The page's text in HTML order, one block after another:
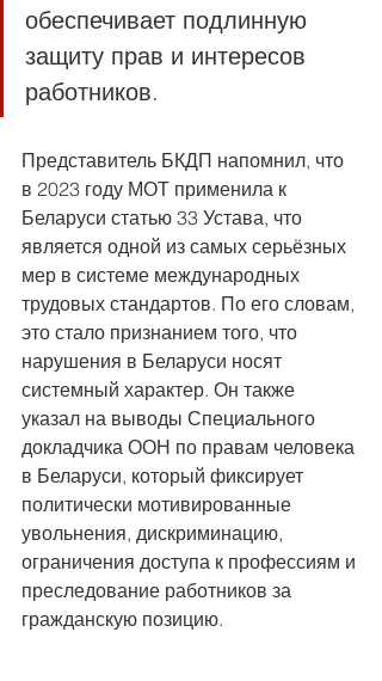
обеспечивает подлинную
защиту прав и интересов
работников.
Представитель БКДП напомнил, что
в 2023 году МОТ применила к
Беларуси статью 33 Устава, что
является одной из самых серьёзных
мер в системе международных
трудовых стандартов. По его словам,
это стало признанием того, что
нарушения в Беларуси носят
системный характер. Он также
указал на выводы Специального
докладчика ООН по правам человека
в Беларуси, который фиксирует
политически мотивированные
увольнения, дискриминацию,
ограничения доступа к профессиям и
преследование работников за
гражданскую позицию.